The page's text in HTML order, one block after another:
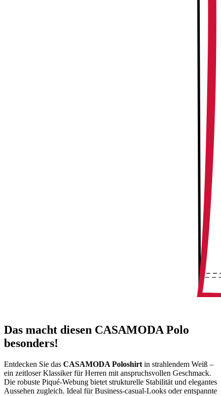
Das macht diesen CASAMODA Polo
besonders!
Entdecken Sie das CASAMODA Poloshirt in strahlendem Weiß –
ein zeitloser Klassiker für Herren mit anspruchsvollen Geschmack.
Die robuste Piqué-Webung bietet strukturelle Stabilität und elegantes
Aussehen zugleich. Ideal für Business-casual-Looks oder entspannte